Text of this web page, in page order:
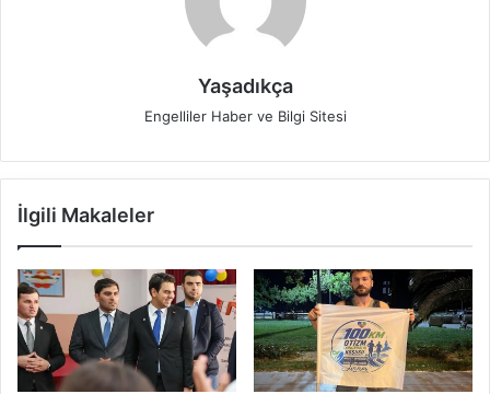
Yaşadıkça
Engelliler Haber ve Bilgi Sitesi
İlgili Makaleler